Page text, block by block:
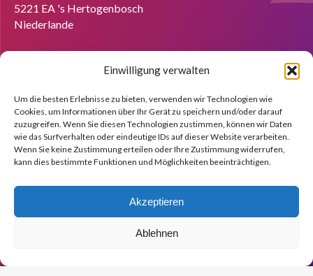
Einwilligung verwalten
Um die besten Erlebnisse zu bieten, verwenden wir Technologien wie
Cookies, um Informationen über Ihr Gerät zu speichern und/oder darauf
zuzugreifen. Wenn Sie diesen Technologien zustimmen, können wir Daten
wie das Surfverhalten oder eindeutige IDs auf dieser Website verarbeiten.
Wenn Sie keine Zustimmung erteilen oder Ihre Zustimmung widerrufen,
kann dies bestimmte Funktionen und Möglichkeiten beeinträchtigen.
Akzeptieren
Ablehnen
5221 EA 's Hertogenbosch
Niederlande
info@benfit.de
Finden Sie uns auf:
Coach werden?
Wir zeigen Ihnen anhand einer kostenlosen Demo gerne die
Möglichkeiten.
Melden Sie sich jetzt an!